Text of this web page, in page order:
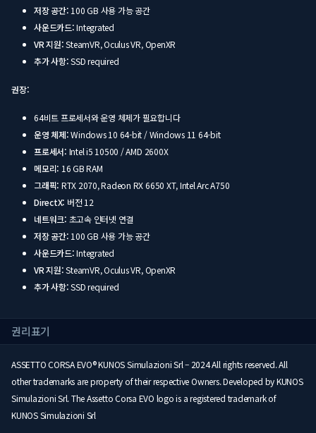
저장 공간: 100 GB 사용 가능 공간
사운드카드:Integrated
VR 지원:SteamVR, Oculus VR, OpenXR
추가 사항:SSD required
권장:
64비트 프로세서와 운영 체제가 필요합니다
운영 체제:Windows 10 64-bit / Windows 11 64-bit
프로세서: Intel i5 10500 / AMD 2600X
메모리: 16 GB RAM
그래픽: RTX 2070, Radeon RX 6650 XT, Intel Arc A750
DirectX: 버전 12
네트워크: 초고속 인터넷 연결
저장 공간: 100 GB 사용 가능 공간
사운드카드:Integrated
VR 지원:SteamVR, Oculus VR, OpenXR
추가 사항:SSD required
권리표기
ASSETTO CORSA EVO® KUNOS Simulazioni Srl – 2024 All rights reserved. All
other trademarks are property of their respective Owners. Developed by KUNOS
Simulazioni Srl. The Assetto Corsa EVO logo is a registered trademark of
KUNOS Simulazioni Srl